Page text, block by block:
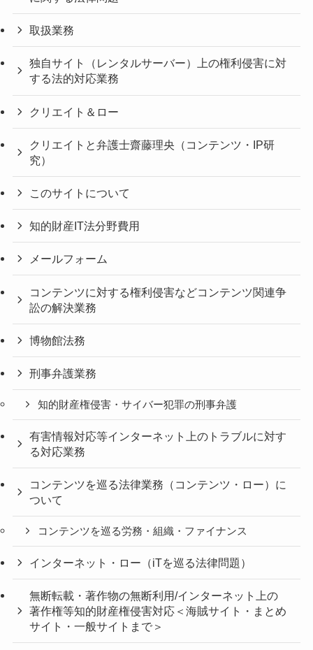
取扱業務
独自サイト（レンタルサーバー）上の権利侵害に対
する法的対応業務
クリエイト＆ロー
クリエイトと弁護士齋藤理央（コンテンツ・IP研
究）
このサイトについて
知的財産IT法分野費用
メールフォーム
コンテンツに対する権利侵害などコンテンツ関連争
訟の解決業務
博物館法務
刑事弁護業務
知的財産権侵害・サイバー犯罪の刑事弁護
有害情報対応等インターネット上のトラブルに対す
る対応業務
コンテンツを巡る法律業務（コンテンツ・ロー）に
ついて
コンテンツを巡る労務・組織・ファイナンス
インターネット・ロー（iTを巡る法律問題）
無断転載・著作物の無断利用/インターネット上の
著作権等知的財産権侵害対応＜海賊サイト・まとめ
サイト・一般サイトまで＞